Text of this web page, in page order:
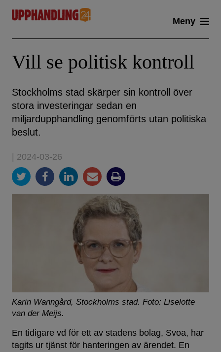
content
Meny
Vill se politisk kontroll
Stockholms stad skärper sin kontroll över
stora investeringar sedan en
miljardupphandling genomförts utan politiska
beslut.
| 2024-03-26
Karin Wanngård, Stockholms stad. Foto: Liselotte
van der Meijs.
En tidigare vd för ett av stadens bolag, Svoa, har
tagits ur tjänst för hanteringen av ärendet. En